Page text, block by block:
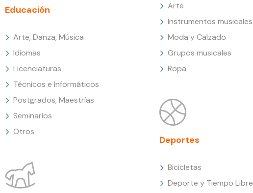
Educación
Arte, Danza, Música
Idiomas
Licenciaturas
Técnicos e Informáticos
Postgrados, Maestrías
Seminarios
Otros
Arte
Instrumentos musicales
Moda y Calzado
Grupos musicales
Ropa
Deportes
Bicicletas
Deporte y Tiempo Libre